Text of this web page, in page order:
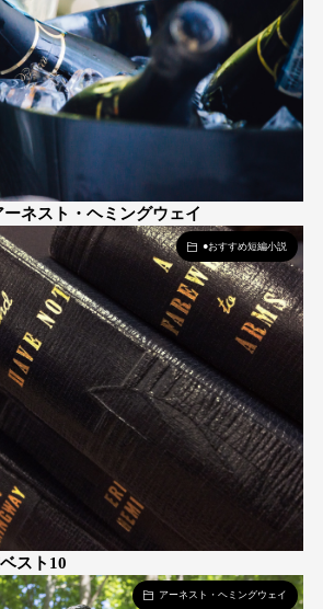
ーネスト・ヘミングウェイ
●おすすめ短編小説
スト10
アーネスト・ヘミングウェイ